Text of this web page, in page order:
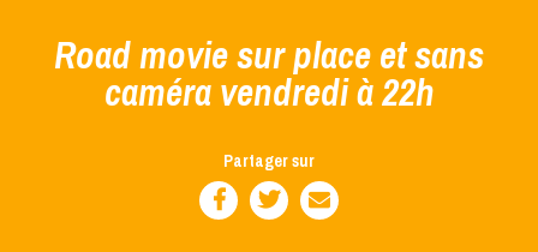
Road movie sur place et sans
caméra vendredi à 22h
Partager sur